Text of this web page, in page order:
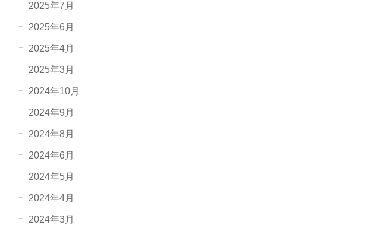
2025年7月
2025年6月
2025年4月
2025年3月
2024年10月
2024年9月
2024年8月
2024年6月
2024年5月
2024年4月
2024年3月